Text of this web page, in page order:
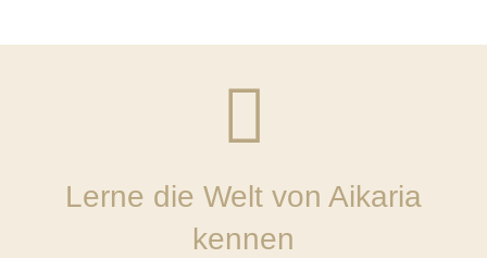
Lerne die Welt von Aikaria
kennen